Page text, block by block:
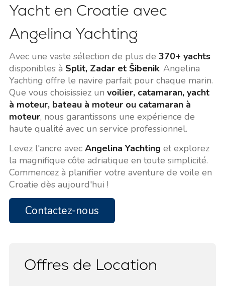
Yacht en Croatie avec
Angelina Yachting
Avec une vaste sélection de plus de 370+ yachts
disponibles à Split, Zadar et Šibenik, Angelina
Yachting offre le navire parfait pour chaque marin.
Que vous choisissiez un voilier, catamaran, yacht
à moteur, bateau à moteur ou catamaran à
moteur, nous garantissons une expérience de
haute qualité avec un service professionnel.
Levez l'ancre avec Angelina Yachting et explorez
la magnifique côte adriatique en toute simplicité.
Commencez à planifier votre aventure de voile en
Croatie dès aujourd'hui !
Contactez-nous
Offres de Location